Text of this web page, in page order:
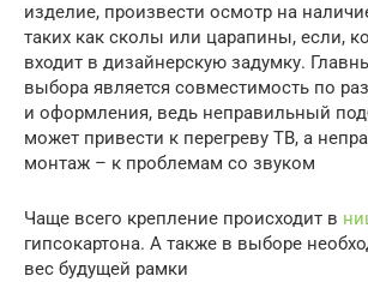
изделие, произвести осмотр на
таких как сколы или царапины, если,
входит в дизайнерскую задумку.
выбора является совместимость по
и оформления, ведь неправильный
может привести к перегреву ТВ, а
монтаж – к проблемам со звуком
Чаще всего крепление происходит в
гипсокартона. А также в выборе
вес будущей рамки